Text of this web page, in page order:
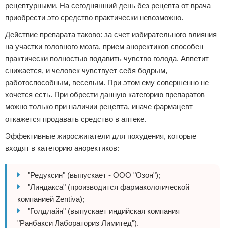
рецептурными. На сегодняшний день без рецепта от врача
приобрести это средство практически невозможно.
Действие препарата таково: за счет избирательного влияния
на участки головного мозга, прием аноректиков способен
практически полностью подавить чувство голода. Аппетит
снижается, и человек чувствует себя бодрым,
работоспособным, веселым. При этом ему совершенно не
хочется есть. При обрести данную категорию препаратов
можно только при наличии рецепта, иначе фармацевт
откажется продавать средство в аптеке.
Эффективные жиросжигатели для похудения, которые
входят в категорию аноректиков:
"Редуксин" (выпускает - ООО "Озон");
"Линдакса" (производится фармакологической
компанией Zentiva);
"Голдлайн" (выпускает индийская компания
"Ранбакси Лабораториз Лимитед").